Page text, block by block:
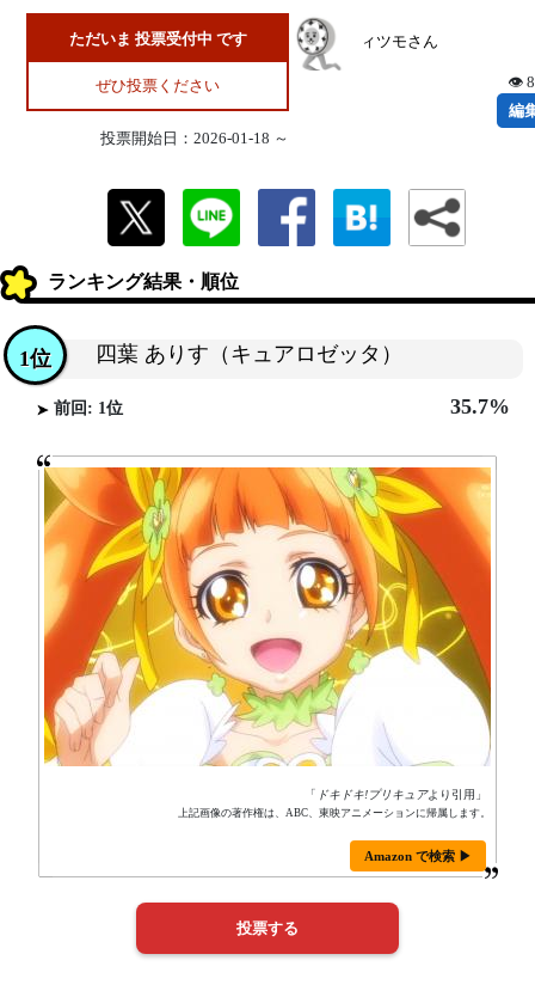
ただいま 投票受付中 です
ぜひ投票ください
投票開始日：2026-01-18 ～
ィツモさん
👁
編
ランキング結果・順位
四葉 ありす（キュアロゼッタ）
1位
前回: 1位 35.7%
「 ドキドキ!プリキュアより引用」
上記画像の著作権は、ABC、東映アニメーションに帰属します。
Amazon で検索 ▶